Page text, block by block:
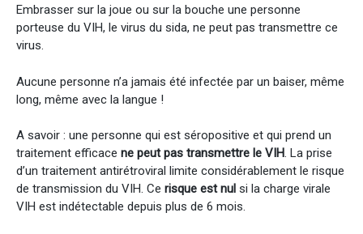
Embrasser sur la joue ou sur la bouche une personne
porteuse du VIH, le virus du sida, ne peut pas transmettre ce
virus.
Aucune personne n’a jamais été infectée par un baiser, même
long, même avec la langue !
A savoir : une personne qui est séropositive et qui prend un
traitement efficace ne peut pas transmettre le VIH. La prise
d’un traitement antirétroviral limite considérablement le risque
de transmission du VIH. Ce risque est nul si la charge virale
VIH est indétectable depuis plus de 6 mois.